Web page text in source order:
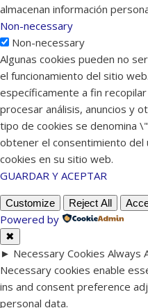
almacenan información
Non-necessary
Non-necessary
Algunas cookies pueden no
el funcionamiento del sitio
específicamente a fin
procesar análisis, anuncios y
tipo de cookies se denomina
obtener el consentimiento
cookies en su sitio web.
GUARDAR Y ACEPTAR
Customize Reject All
Powered by
✖
► Necessary Cookies Always
Necessary cookies enable
ins and consent preference
personal data.